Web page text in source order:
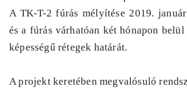
A TK-T-2 fúrás mélyítése 2019.
és a fúrás várhatóan két hónapon
képességű rétegek határát.
A projekt keretében megvalósuló